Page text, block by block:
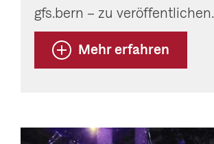
gfs.bern – zu veröffentlichen.
Mehr erfahren